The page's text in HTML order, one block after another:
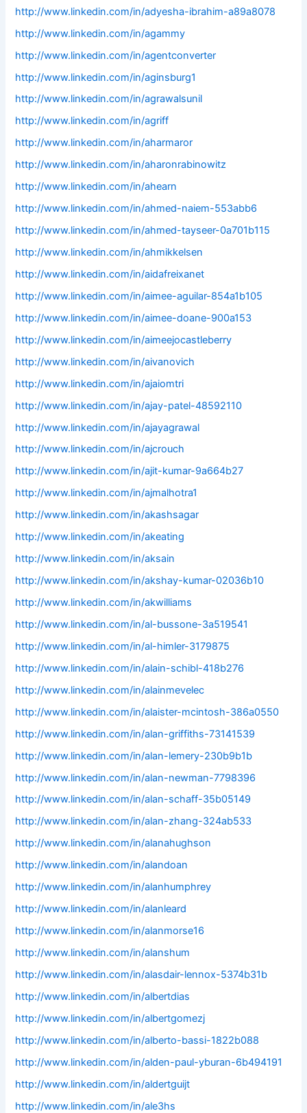
http://www.linkedin.com/in/adyesha-ibrahim-a89a8078
http://www.linkedin.com/in/agammy
http://www.linkedin.com/in/agentconverter
http://www.linkedin.com/in/aginsburg1
http://www.linkedin.com/in/agrawalsunil
http://www.linkedin.com/in/agriff
http://www.linkedin.com/in/aharmaror
http://www.linkedin.com/in/aharonrabinowitz
http://www.linkedin.com/in/ahearn
http://www.linkedin.com/in/ahmed-naiem-553abb6
http://www.linkedin.com/in/ahmed-tayseer-0a701b115
http://www.linkedin.com/in/ahmikkelsen
http://www.linkedin.com/in/aidafreixanet
http://www.linkedin.com/in/aimee-aguilar-854a1b105
http://www.linkedin.com/in/aimee-doane-900a153
http://www.linkedin.com/in/aimeejocastleberry
http://www.linkedin.com/in/aivanovich
http://www.linkedin.com/in/ajaiomtri
http://www.linkedin.com/in/ajay-patel-48592110
http://www.linkedin.com/in/ajayagrawal
http://www.linkedin.com/in/ajcrouch
http://www.linkedin.com/in/ajit-kumar-9a664b27
http://www.linkedin.com/in/ajmalhotra1
http://www.linkedin.com/in/akashsagar
http://www.linkedin.com/in/akeating
http://www.linkedin.com/in/aksain
http://www.linkedin.com/in/akshay-kumar-02036b10
http://www.linkedin.com/in/akwilliams
http://www.linkedin.com/in/al-bussone-3a519541
http://www.linkedin.com/in/al-himler-3179875
http://www.linkedin.com/in/alain-schibl-418b276
http://www.linkedin.com/in/alainmevelec
http://www.linkedin.com/in/alaister-mcintosh-386a0550
http://www.linkedin.com/in/alan-griffiths-73141539
http://www.linkedin.com/in/alan-lemery-230b9b1b
http://www.linkedin.com/in/alan-newman-7798396
http://www.linkedin.com/in/alan-schaff-35b05149
http://www.linkedin.com/in/alan-zhang-324ab533
http://www.linkedin.com/in/alanahughson
http://www.linkedin.com/in/alandoan
http://www.linkedin.com/in/alanhumphrey
http://www.linkedin.com/in/alanleard
http://www.linkedin.com/in/alanmorse16
http://www.linkedin.com/in/alanshum
http://www.linkedin.com/in/alasdair-lennox-5374b31b
http://www.linkedin.com/in/albertdias
http://www.linkedin.com/in/albertgomezj
http://www.linkedin.com/in/alberto-bassi-1822b088
http://www.linkedin.com/in/alden-paul-yburan-6b494191
http://www.linkedin.com/in/aldertguijt
http://www.linkedin.com/in/ale3hs